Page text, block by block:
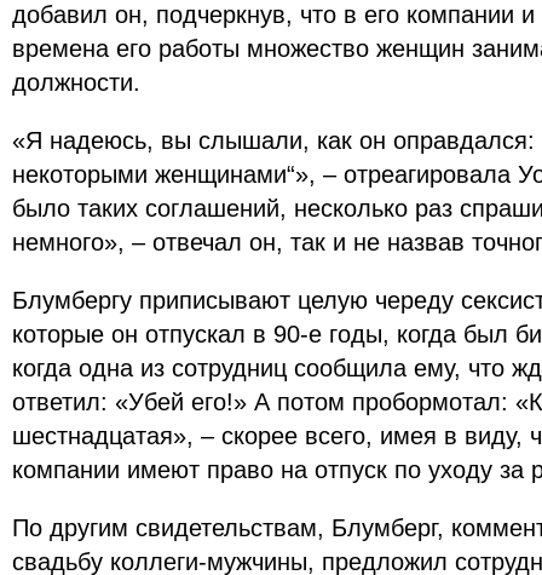
добавил он, подчеркнув, что в его компании
времена его работы множество женщин
должности.
«Я надеюсь, вы слышали, как он
некоторыми женщинами“», – отреагировала
было таких соглашений, несколько раз
немного», – отвечал он, так и не назвав
Блумбергу приписывают целую череду
которые он отпускал в 90-е годы, когда был
когда одна из сотрудниц сообщила ему, что
ответил: «Убей его!» А потом пробормотал:
шестнадцатая», – скорее всего, имея в виду,
компании имеют право на отпуск по уходу за
По другим свидетельствам, Блумберг,
свадьбу коллеги-мужчины, предложил